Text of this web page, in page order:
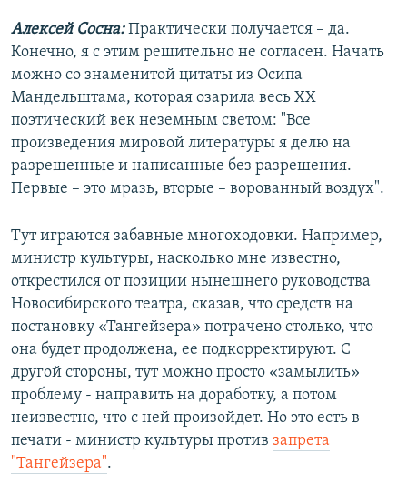
Алексей Сосна:Практически получается – да.
Конечно, я с этим решительно не согласен. Начать
можно со знаменитой цитаты из Осипа
Мандельштама, которая озарила весь ХХ
поэтический век неземным светом: "Все
произведения мировой литературы я делю на
разрешенные и написанные без разрешения.
Первые – это мразь, вторые – ворованный воздух".
Тут играются забавные многоходовки. Например,
министр культуры, насколько мне известно,
открестился от позиции нынешнего руководства
Новосибирского театра, сказав, что средств на
постановку «Тангейзера» потрачено столько, что
она будет продолжена, ее подкорректируют. С
другой стороны, тут можно просто «замылить»
проблему - направить на доработку, а потом
неизвестно, что с ней произойдет. Но это есть в
печати - министр культуры против запрета
"Тангейзера".